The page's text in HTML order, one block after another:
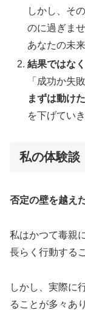
しかし、そ
のに過ぎませ
あなたの未
結果ではな
「成功か失
まずは動け
を下げてい
私の体験談
否定の壁を越え
私はかつて毒親
長らく行動する
しかし、実際に
ることが多々あ